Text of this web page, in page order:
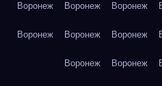
Воронеж Воронеж Воронеж
Воронеж Воронеж Воронеж
Воронеж Воронеж